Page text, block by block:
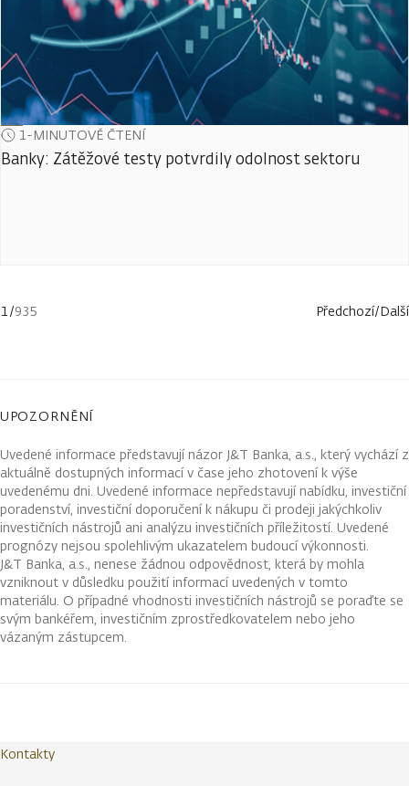
1-MINUTOVÉ ČTENÍ
Banky: Zátěžové testy potvrdily odolnost sektoru
1/935 Předchozí/Další
UPOZORNĚNÍ
Uvedené informace představují názor J&T Banka, a.s., který vychází z
aktuálně dostupných informací v čase jeho zhotovení k výše
uvedenému dni. Uvedené informace nepředstavují nabídku, investiční
poradenství, investiční doporučení k nákupu či prodeji jakýchkoliv
investičních nástrojů ani analýzu investičních příležitostí. Uvedené
prognózy nejsou spolehlivým ukazatelem budoucí výkonnosti.
J&T Banka, a.s., nenese žádnou odpovědnost, která by mohla
vzniknout v důsledku použití informací uvedených v tomto
materiálu. O případné vhodnosti investičních nástrojů se poraďte se
svým bankéřem, investičním zprostředkovatelem nebo jeho
vázaným zástupcem.
Kontakty